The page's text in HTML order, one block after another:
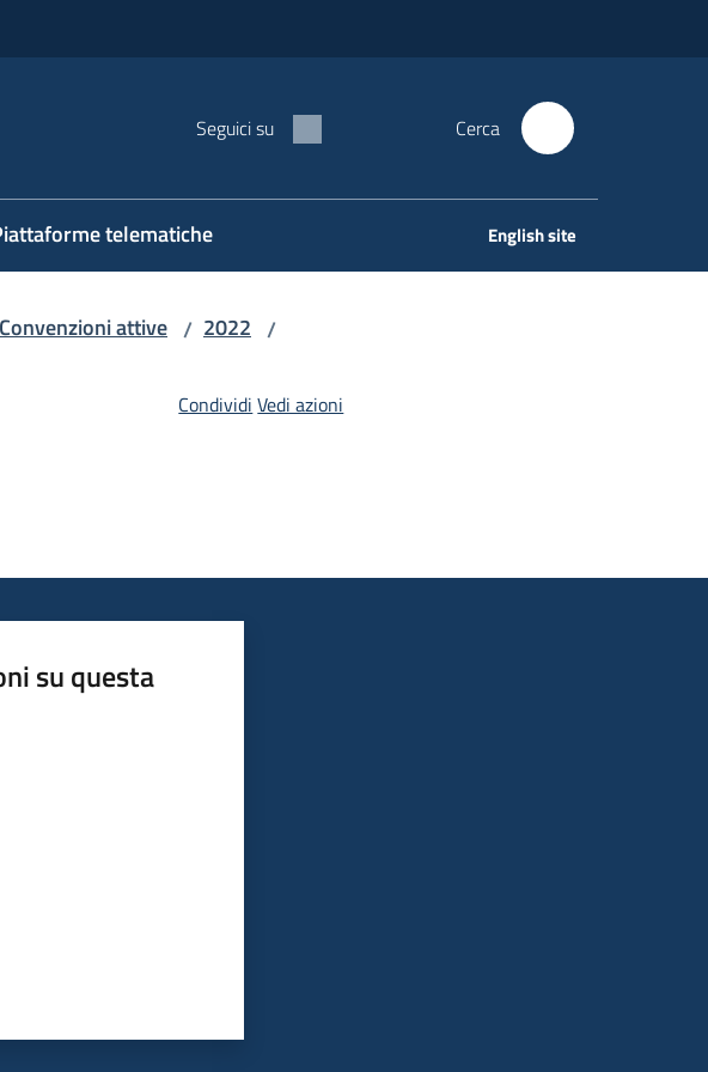
Seguici su Cerca
telematiche English site
Convenzioni attive / 2022 /
Condividi Vedi azioni
su questa